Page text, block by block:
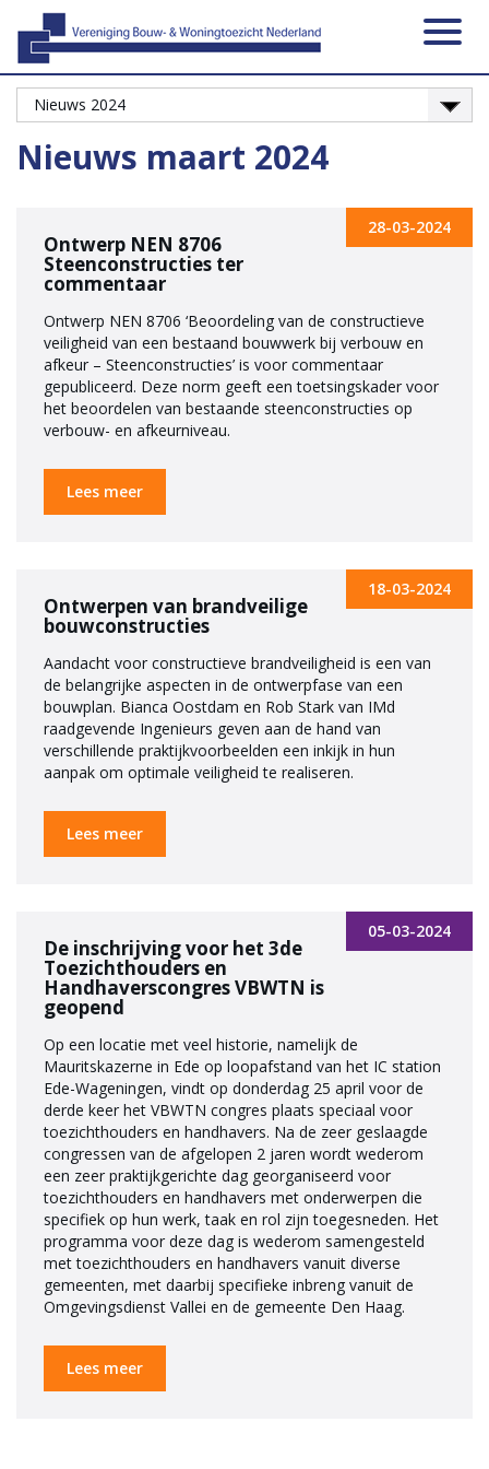
Nieuws maart 2024
Ontwerp NEN 8706
Steenconstructies ter
commentaar
28-03-2024
Ontwerp NEN 8706 ‘Beoordeling van de constructieve
veiligheid van een bestaand bouwwerk bij verbouw en
afkeur – Steenconstructies’ is voor commentaar
gepubliceerd. Deze norm geeft een toetsingskader voor
het beoordelen van bestaande steenconstructies op
verbouw- en afkeurniveau.
Lees meer
Ontwerpen van brandveilige
bouwconstructies
18-03-2024
Aandacht voor constructieve brandveiligheid is een van
de belangrijke aspecten in de ontwerpfase van een
bouwplan. Bianca Oostdam en Rob Stark van IMd
raadgevende Ingenieurs geven aan de hand van
verschillende praktijkvoorbeelden een inkijk in hun
aanpak om optimale veiligheid te realiseren.
Lees meer
De inschrijving voor het 3de
Toezichthouders en
Handhaverscongres VBWTN is
geopend
05-03-2024
Op een locatie met veel historie, namelijk de
Mauritskazerne in Ede op loopafstand van het IC station
Ede-Wageningen, vindt op donderdag 25 april voor de
derde keer het VBWTN congres plaats speciaal voor
toezichthouders en handhavers. Na de zeer geslaagde
congressen van de afgelopen 2 jaren wordt wederom
een zeer praktijkgerichte dag georganiseerd voor
toezichthouders en handhavers met onderwerpen die
specifiek op hun werk, taak en rol zijn toegesneden. Het
programma voor deze dag is wederom samengesteld
met toezichthouders en handhavers vanuit diverse
gemeenten, met daarbij specifieke inbreng vanuit de
Omgevingsdienst Vallei en de gemeente Den Haag.
Lees meer